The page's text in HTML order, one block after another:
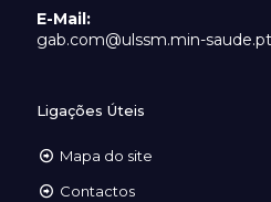
E-Mail:
gab.com@ulssm.min-saude.pt
Ligações Úteis
Mapa do site
Contactos